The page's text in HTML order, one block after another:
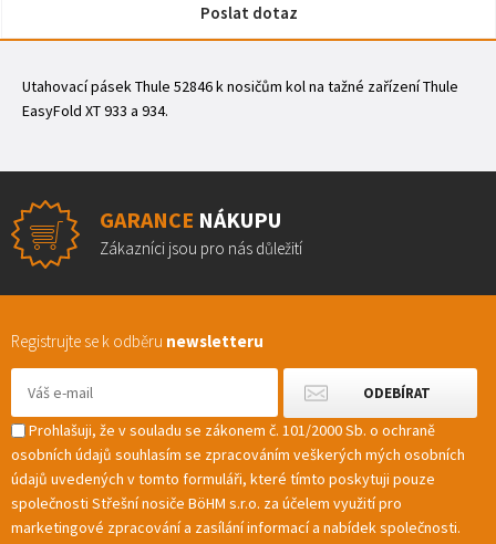
Poslat dotaz
Utahovací pásek Thule 52846 k nosičům kol na tažné zařízení Thule
EasyFold XT 933 a 934.
GARANCE NÁKUPU
Zákazníci jsou pro nás důležití
Registrujte se k odběru newsletteru
Prohlašuji, že v souladu se zákonem č. 101/2000 Sb. o ochraně
osobních údajů souhlasím se zpracováním veškerých mých osobních
údajů uvedených v tomto formuláři, které tímto poskytuji pouze
společnosti Střešní nosiče BöHM s.r.o. za účelem využití pro
marketingové zpracování a zasílání informací a nabídek společnosti.